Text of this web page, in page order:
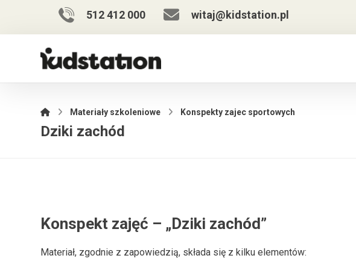
512 412 000 witaj@kidstation.pl
Materiały szkoleniowe Konspekty zajec sportowych
Dziki zachód
Konspekt zajęć – „Dziki zachód”
Materiał, zgodnie z zapowiedzią, składa się z kilku elementów: